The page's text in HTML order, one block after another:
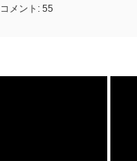
コメント: 55